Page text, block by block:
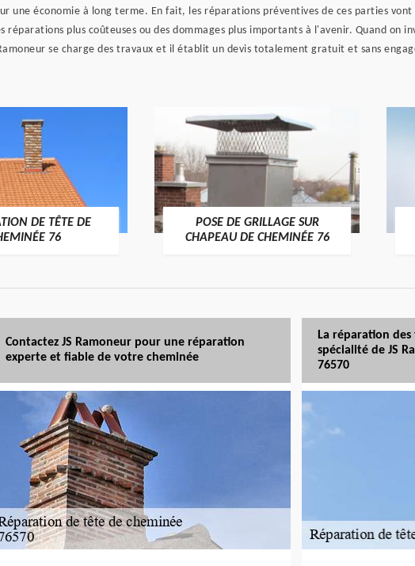
une économie à long terme. En fait, les réparations préventives de ces parties
plus coûteuses ou des dommages plus importants à l'avenir. Quand on
se charge des travaux et il établit un devis totalement gratuit et sans
DE TÊTE DE
76
POSE DE GRILLAGE SUR
CHAPEAU DE CHEMINÉE 76
Contactez JS Ramoneur pour une réparation
experte et fiable de votre cheminée
La réparation
spécialité de JS
76570